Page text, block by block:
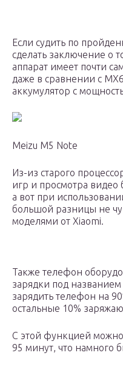
Если судить по
сделать заключение о
аппарат имеет почти
даже в сравнении с
аккумулятор с
Meizu M5 Note
Из-из старого
игр и просмотра видео
а вот при
большой разницы не
моделями от Xiaomi.
Также телефон
зарядки под
зарядить телефон на
остальные 10%
С этой функцией можно
95 минут, что намного